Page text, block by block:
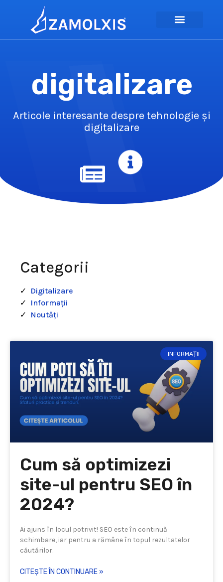
digitalizare
Articole interesante despre tehnologie și
digitalizare
INFORMAȚII
Cum să optimizezi
site-ul pentru SEO în
2024?
Ai ajuns în locul potrivit! SEO este în continuă
schimbare, iar pentru a rămâne în topul rezultatelor
căutărilor.
CITEȘTE ÎN CONTINUARE »
Categorii
Digitalizare
Informații
Noutăți